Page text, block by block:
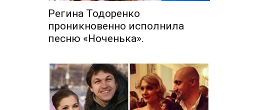
Регина Тодоренко
проникновенно исполнила
песню «Ноченька».